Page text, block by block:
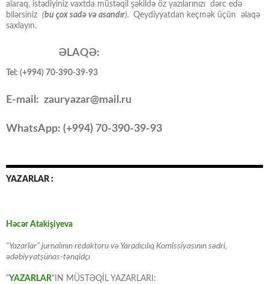
alaraq, istədiyiniz vaxtda müstəqil şəkildə öz yazılarınızı dərc edə
bilərsiniz (bu çox sadə və asandır). Qeydiyyatdan keçmək üçün əlaqə
saxlayın.
ƏLAQƏ:
Tel: (+994) 70-390-39-93
E-mail: zauryazar@mail.ru
WhatsApp: (+994) 70-390-39-93
YAZARLAR :
Həcər Atakişiyeva
“Yazarlar” jurnalının redaktoru və Yaradıcılıq Komissiyasının sədri,
ədəbiyyatşünas-tənqidçı
“YAZARLAR“IN MÜSTƏQİL YAZARLARI: